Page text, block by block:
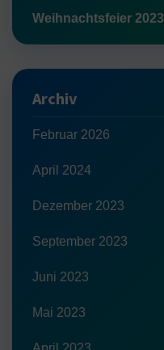
Weihnachtsfeier 2023
Archiv
Februar 2026
April 2024
Dezember 2023
September 2023
Juni 2023
Mai 2023